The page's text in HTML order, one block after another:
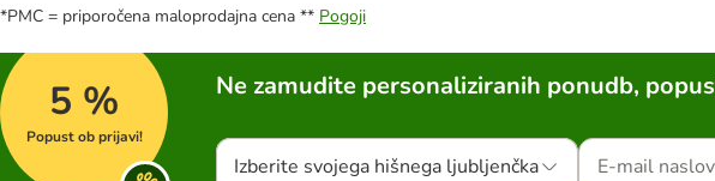
*PMC = priporočena maloprodajna cena ** Pogoji
5 %
Popust ob prijavi!
Ne zamudite personaliziranih ponudb,
Izberite svojega hišnega ljubljenčka